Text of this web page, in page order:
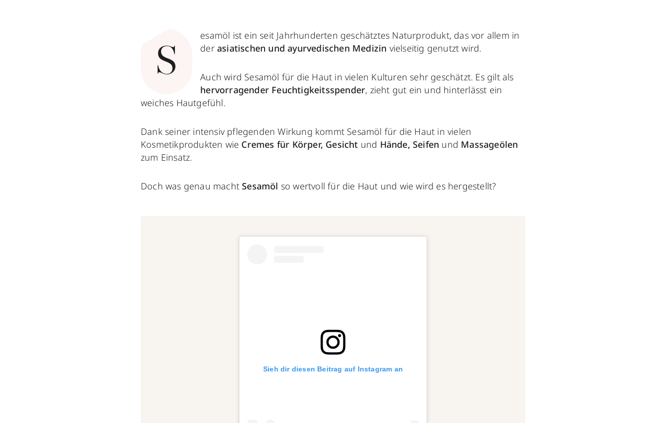
S
esamöl ist ein seit Jahrhunderten geschätztes Naturprodukt, das vor allem in
derasiatischen und ayurvedischen Medizin vielseitig genutzt wird.
Auch wird Sesamöl für die Haut in vielen Kulturen sehr geschätzt. Es gilt als
hervorragender Feuchtigkeitsspender, zieht gut ein und hinterlässt ein
weiches Hautgefühl.
Dank seiner intensiv pflegenden Wirkung kommt Sesamöl für die Haut in vielen
Kosmetikprodukten wie Cremes für Körper, Gesicht und Hände, Seifen und Massageölen
zum Einsatz.
Doch was genau macht Sesamöl so wertvoll für die Haut und wie wird es hergestellt?
Sieh dir diesen Beitrag auf Instagram an